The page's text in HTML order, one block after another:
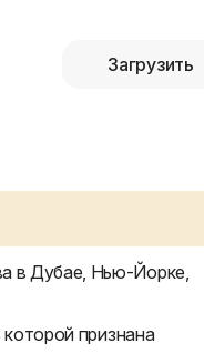
Загрузить
в Дубае, Нью-Йорке,
признана